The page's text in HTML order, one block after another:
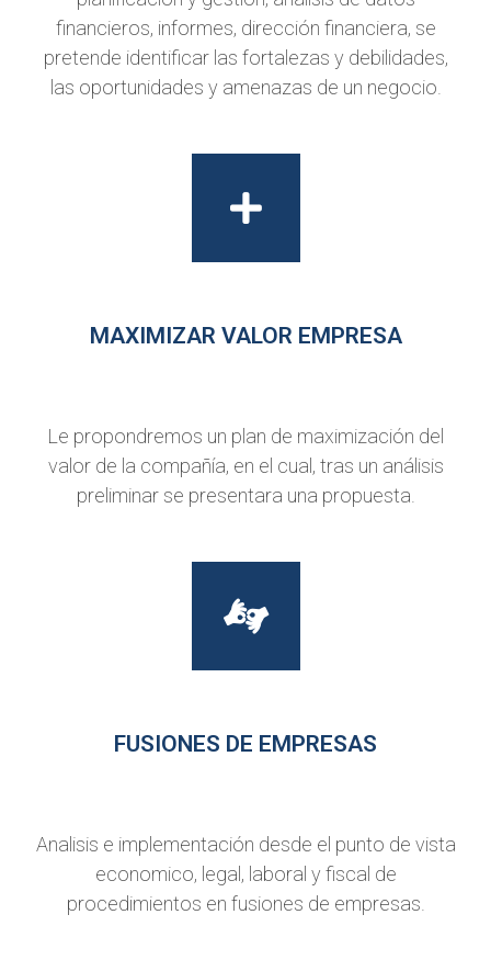
financieros, informes, dirección financiera, se
pretende identificar las fortalezas y debilidades,
las oportunidades y amenazas de un negocio.
MAXIMIZAR VALOR EMPRESA
Le propondremos un plan de maximización del
valor de la compañía, en el cual, tras un análisis
preliminar se presentara una propuesta.
FUSIONES DE EMPRESAS
Analisis e implementación desde el punto de vista
economico, legal, laboral y fiscal de
procedimientos en fusiones de empresas.